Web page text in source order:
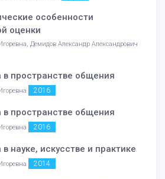
особенности
оценки
Демидов Александр Александрович
в пространстве общения
2016
в пространстве общения
2016
науке, искусстве и практике
2014